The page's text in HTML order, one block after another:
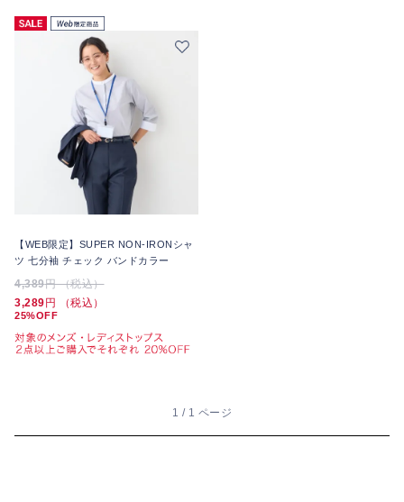
【WEB限定】SUPER NON-IRONシャ
ツ 七分袖 チェック バンドカラー
4,389円 （税込）
3,289 円 （税込）
25%OFF
1 / 1 ページ